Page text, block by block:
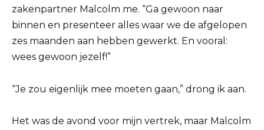
zakenpartner Malcolm me. “Ga gewoon naar
binnen en presenteer alles waar we de afgelopen
zes maanden aan hebben gewerkt. En vooral:
wees gewoon jezelf!”
“Je zou eigenlijk mee moeten gaan,” drong ik aan.
Het was de avond voor mijn vertrek, maar Malcolm